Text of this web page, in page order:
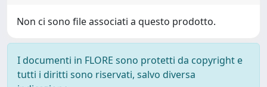
Non ci sono file associati a questo prodotto.
I documenti in FLORE sono protetti da copyright e
tutti i diritti sono riservati, salvo diversa